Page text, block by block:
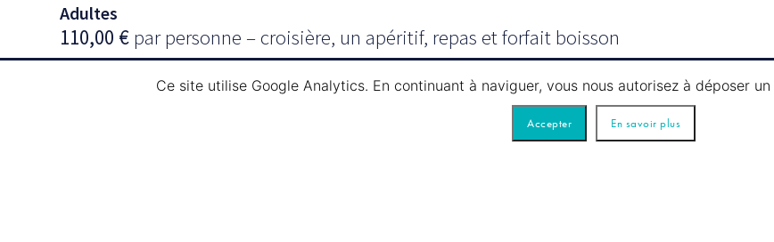
Adultes
110,00 € par personne – croisière, un apéritif, repas et forfait boisson
forfait boissonscomprend (jusqu’a minuit) un apéritif (1 verre), vins
blanc, rouge et rosé, bière, boissons soft, eau sur table et café.
Ce site utilise Google Analytics. En continuant à naviguer, vous nous autorisez à déposer
Accepter En savoir plus